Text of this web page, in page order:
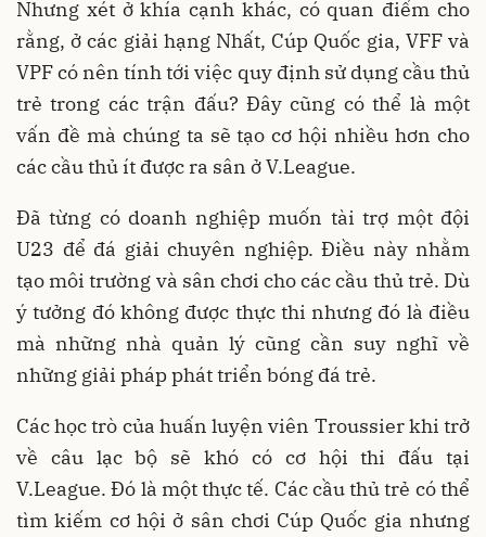
Nhưng xét ở khía cạnh khác, có quan điểm cho
rằng, ở các giải hạng Nhất, Cúp Quốc gia, VFF và
VPF có nên tính tới việc quy định sử dụng cầu thủ
trẻ trong các trận đấu? Đây cũng có thể là một
vấn đề mà chúng ta sẽ tạo cơ hội nhiều hơn cho
các cầu thủ ít được ra sân ở V.League.
Đã từng có doanh nghiệp muốn tài trợ một đội
U23 để đá giải chuyên nghiệp. Điều này nhằm
tạo môi trường và sân chơi cho các cầu thủ trẻ. Dù
ý tưởng đó không được thực thi nhưng đó là điều
mà những nhà quản lý cũng cần suy nghĩ về
những giải pháp phát triển bóng đá trẻ.
Các học trò của huấn luyện viên Troussier khi trở
về câu lạc bộ sẽ khó có cơ hội thi đấu tại
V.League. Đó là một thực tế. Các cầu thủ trẻ có thể
tìm kiếm cơ hội ở sân chơi Cúp Quốc gia nhưng